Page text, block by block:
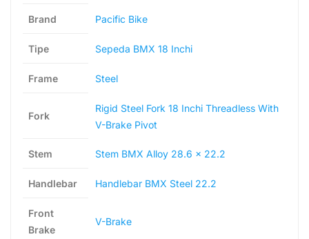
Brand Pacific Bike
Tipe Sepeda BMX 18 Inchi
Frame Steel
Fork
Rigid Steel Fork 18 Inchi Threadless With
V-Brake Pivot
Stem Stem BMX Alloy 28.6 x 22.2
Handlebar Handlebar BMX Steel 22.2
Front
Brake
V-Brake